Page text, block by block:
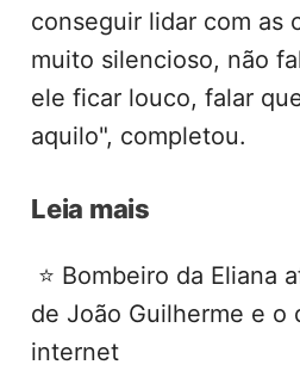
conseguir lidar com as
muito silencioso, não
ele ficar louco, falar
aquilo", completou.
Leia mais
⭐ Bombeiro da Eliana
de João Guilherme e o
internet